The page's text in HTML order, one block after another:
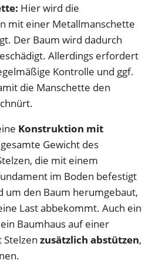
Hier wird die
mit einer Metallmanschette
Der Baum wird dadurch
Allerdings erfordert
Kontrolle und ggf.
die Manschette den
Konstruktion mit
Gewicht des
die mit einem
im Boden befestigt
um den Baum herumgebaut,
Last abbekommt. Auch ein
Baumhaus auf einer
Stelzen zusätzlich abstützen,